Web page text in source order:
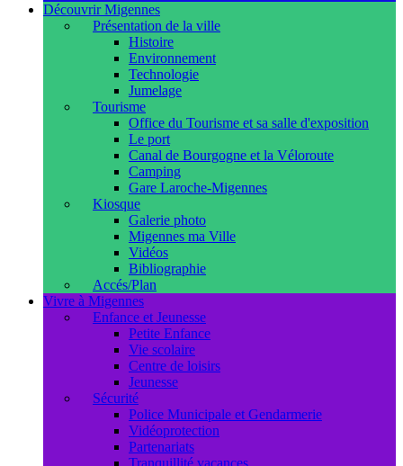
Découvrir Migennes
Présentation de la ville
Histoire
Environnement
Technologie
Jumelage
Tourisme
Office du Tourisme et sa salle d'exposition
Le port
Canal de Bourgogne et la Véloroute
Camping
Gare Laroche-Migennes
Kiosque
Galerie photo
Migennes ma Ville
Vidéos
Bibliographie
Accés/Plan
Vivre à Migennes
Enfance et Jeunesse
Petite Enfance
Vie scolaire
Centre de loisirs
Jeunesse
Sécurité
Police Municipale et Gendarmerie
Vidéoprotection
Partenariats
Tranquillité vacances